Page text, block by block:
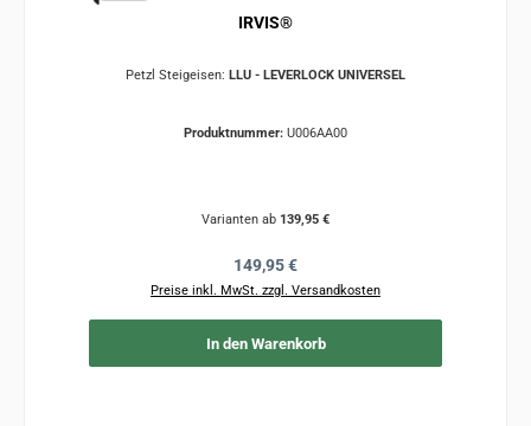
IRVIS®
Petzl Steigeisen: LLU - LEVERLOCK UNIVERSEL
Produktnummer: U006AA00
Varianten ab 139,95 €
Regulärer Preis:
149,95 €
Preise inkl. MwSt. zzgl. Versandkosten
In den Warenkorb